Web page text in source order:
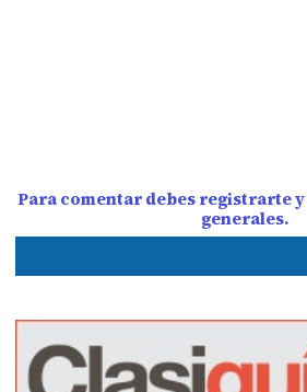
Para comentar debes registrarte
generales.